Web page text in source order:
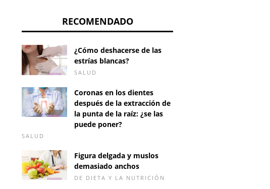
RECOMENDADO
¿Cómo deshacerse de las
estrías blancas?
SALUD
Coronas en los dientes
después de la extracción de
la punta de la raíz: ¿se las
puede poner?
SALUD
Figura delgada y muslos
demasiado anchos
DE DIETA Y LA NUTRICIÓN